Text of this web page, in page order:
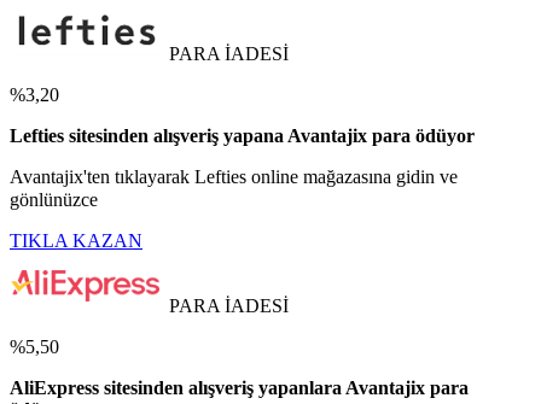
PARA İADESİ
%3,20
Lefties sitesinden alışveriş yapana Avantajix para ödüyor
Avantajix'ten tıklayarak Lefties online mağazasına gidin ve
gönlünüzce
TIKLA KAZAN
PARA İADESİ
%5,50
AliExpress sitesinden alışveriş yapanlara Avantajix para